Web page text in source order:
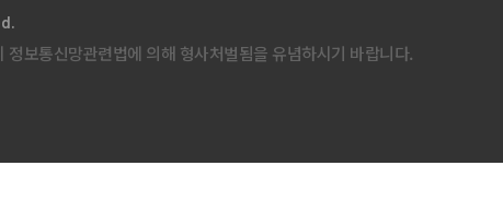
보통신망관련법에 의해 형사처벌됨을 유념하시기 바랍니다.